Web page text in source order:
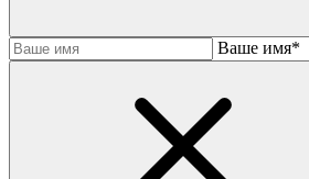
Baшe имя*